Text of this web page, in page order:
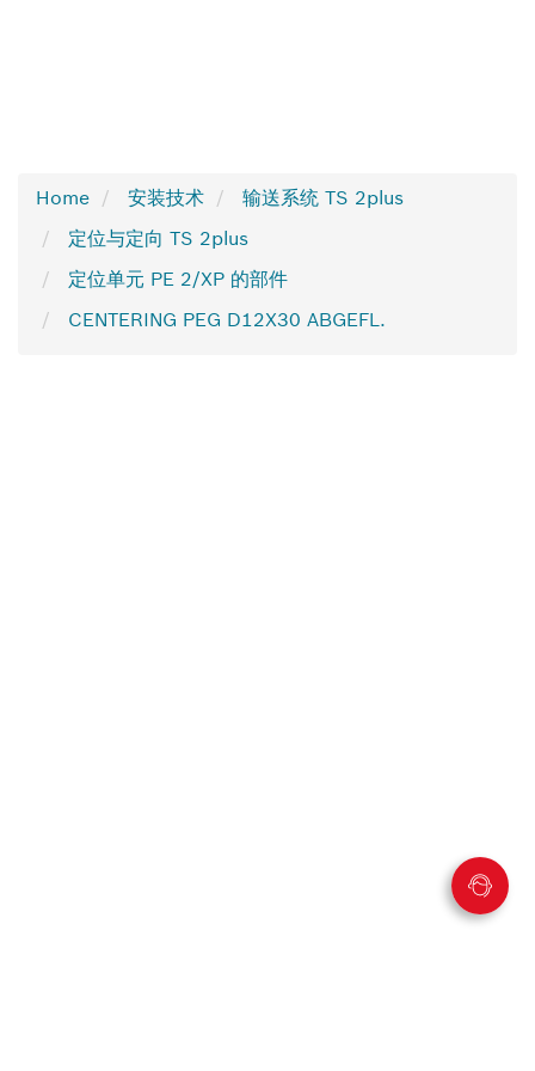
Home 安装技术
输送系统 TS 2plus
定位与定向 TS 2plus
定位单元 PE 2/XP 的部件
CENTERING PEG D12X30 ABGEFL.